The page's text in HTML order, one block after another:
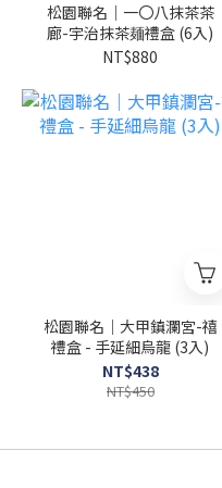
松園聯名｜一〇八抹茶茶
廊-宇治抹茶麺禮盒 (6入)
NT$880
松園聯名｜大甲鎮瀾宮-禧
禮盒 - 手延細烏龍 (3入)
NT$438
NT$450